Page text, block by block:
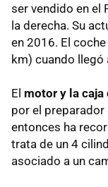
ser vendido en el
la derecha. Su
en 2016. El
km) cuando llegó
El motor y la
por el preparador
entonces ha
trata de un 4
asociado a un